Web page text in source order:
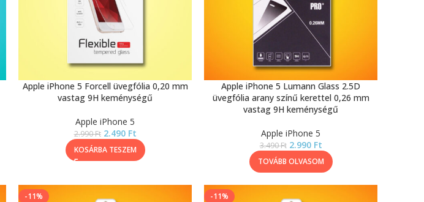
Apple iPhone 5 Forcell üvegfólia 0,20 mm
vastag 9H keménységű
Apple iPhone 5
2.990Ft 2.490 Ft
KOSÁRBA TESZEM
Apple iPhone 5 Lumann Glass 2.5D
üvegfólia arany színű kerettel 0,26 mm
vastag 9H keménységű
Apple iPhone 5
3.490Ft 2.990 Ft
TOVÁBB OLVASOM
-11%
-11%